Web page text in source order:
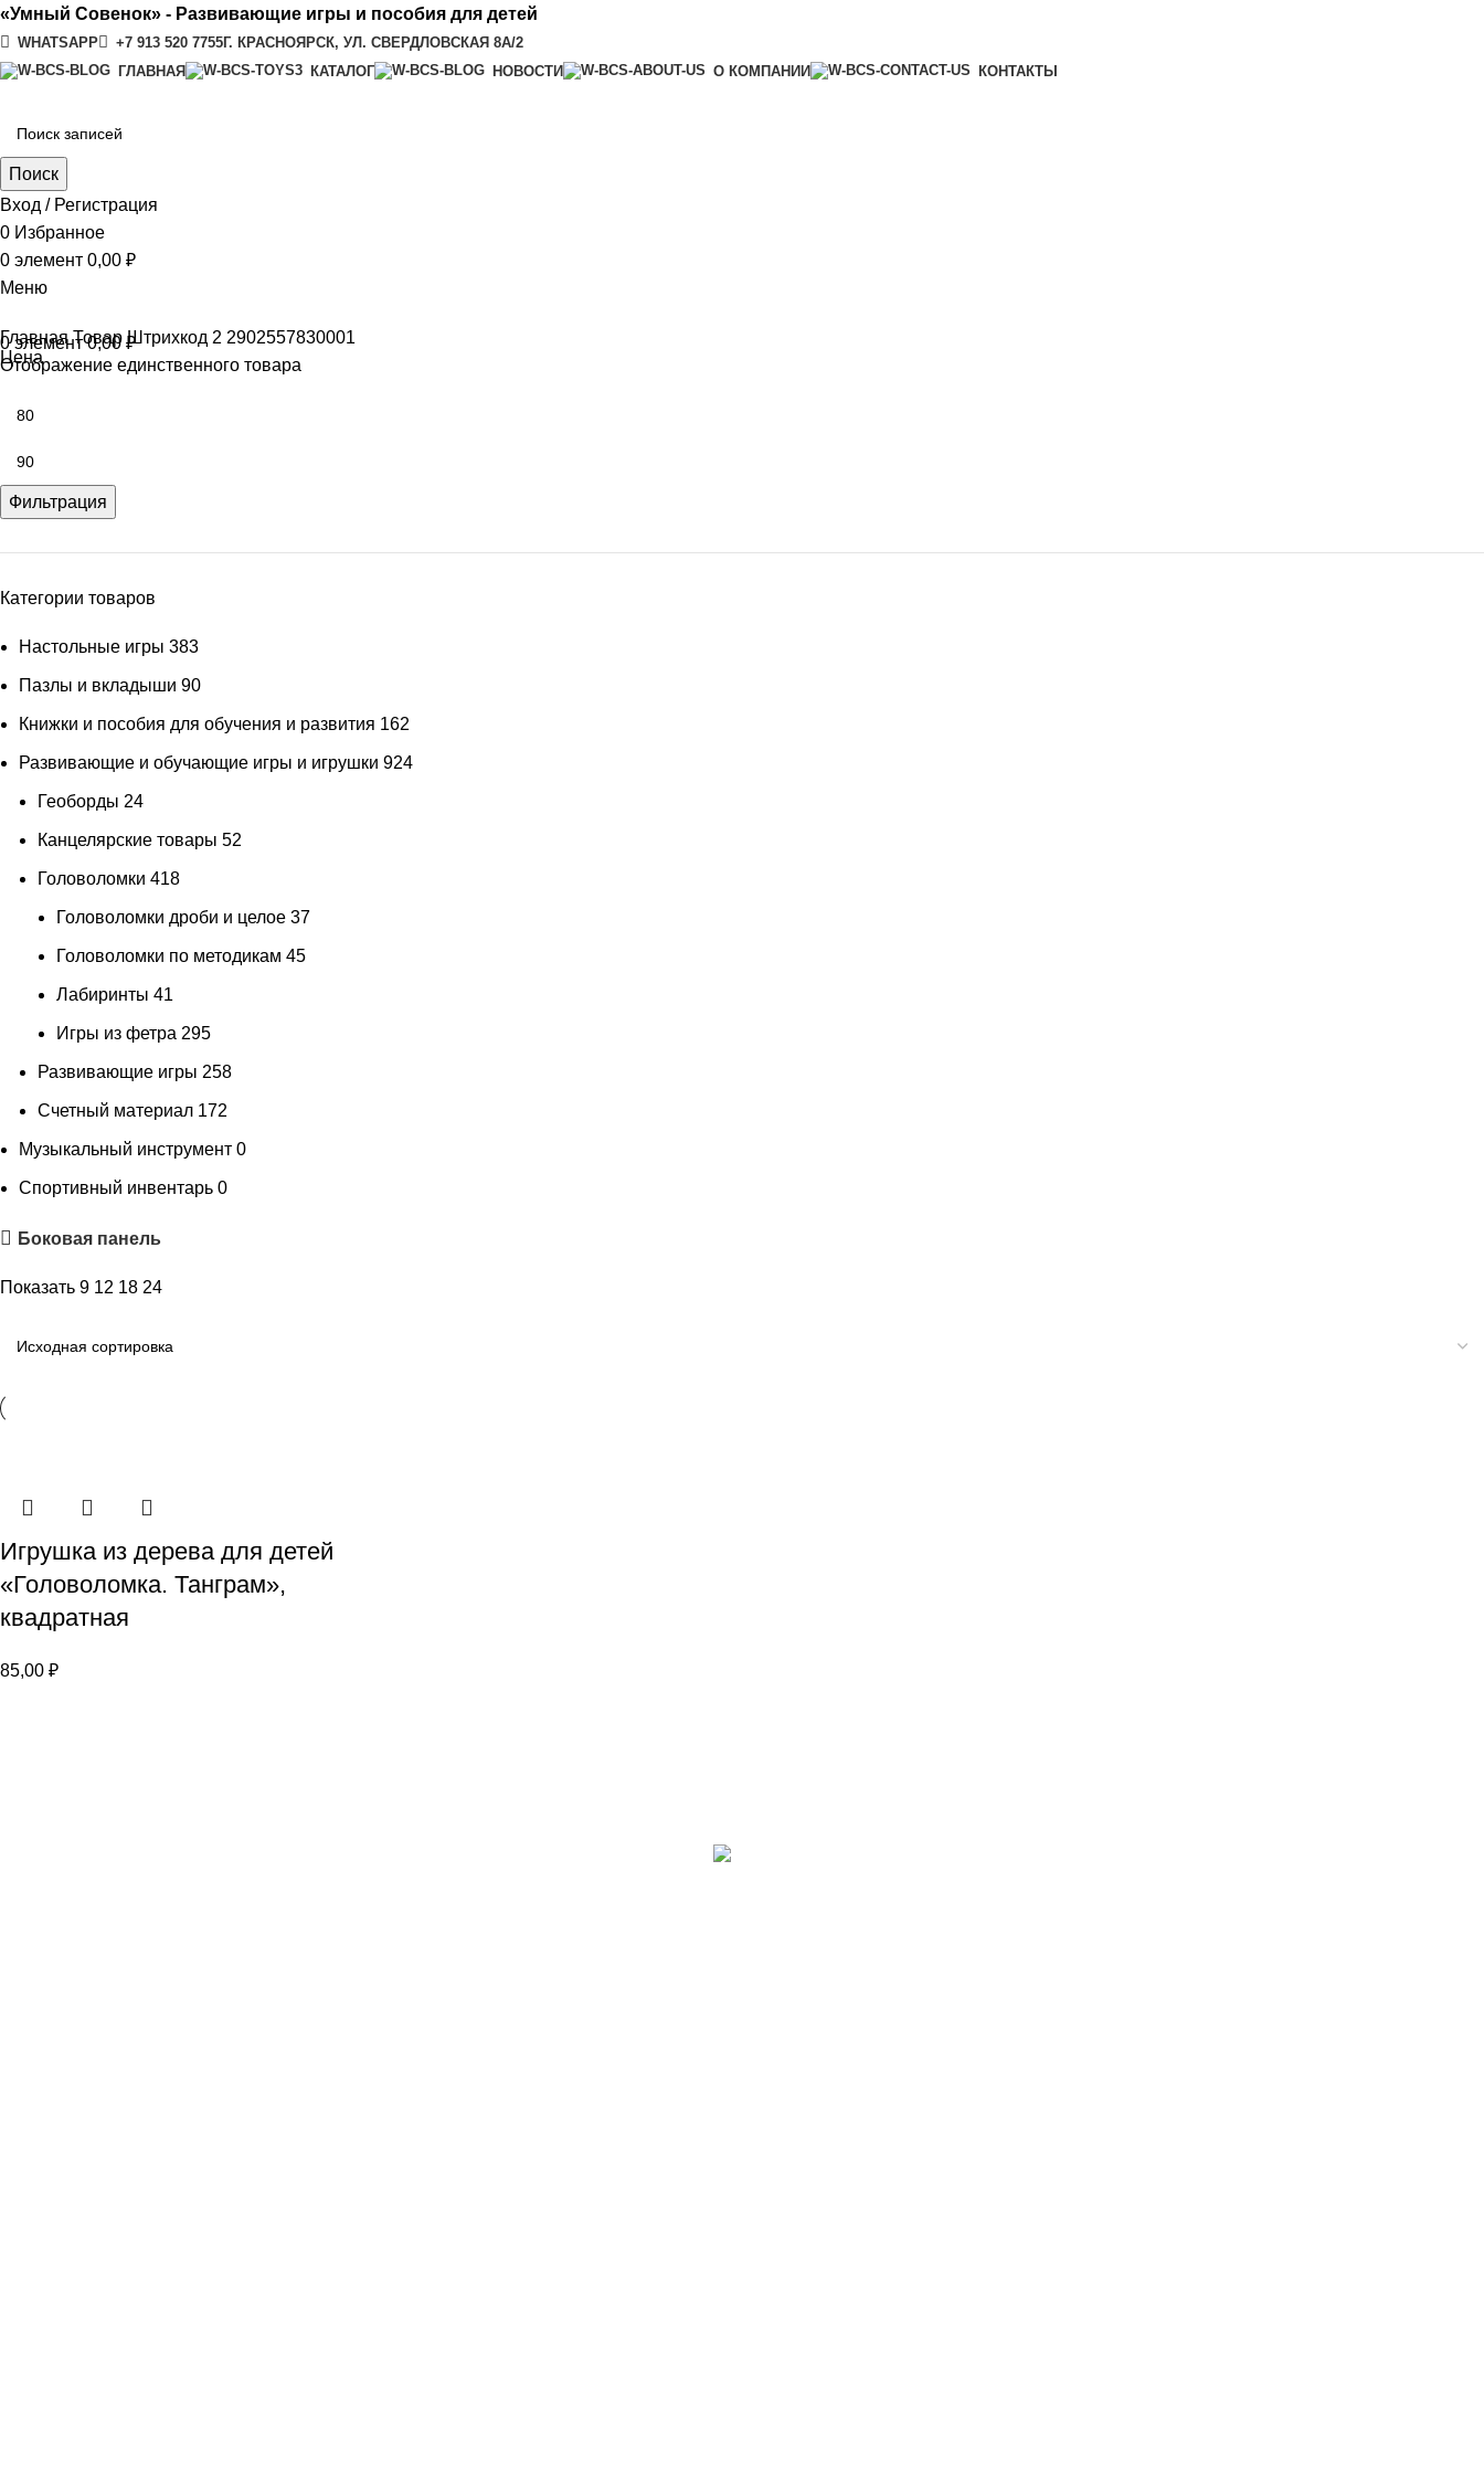
«Умный Совенок» - Развивающие игры и пособия для детей
WHATSAPP +7 913 520 7755Г. КРАСНОЯРСК, УЛ. СВЕРДЛОВСКАЯ 8А/2
ГЛАВНАЯ
КАТАЛОГ НОВОСТИ О КОМПАНИИ КОНТАКТЫ
Поиск
Вход / Регистрация
0 Избранное
0 элемент 0,00 ₽
Меню
0элемент 0,00₽
ГлавнаяТовар Штрихкод 2 2902557830001
Отображение единственного товара
Цена
Фильтрация
Категории товаров
Настольные игры 383
Пазлы и вкладыши 90
Книжки и пособия для обучения и развития 162
Развивающие и обучающие игры и игрушки 924
Геоборды 24
Канцелярские товары 52
Головоломки 418
Головоломки дроби и целое 37
Головоломки по методикам 45
Лабиринты 41
Игры из фетра 295
Развивающие игры 258
Счетный материал 172
Музыкальный инструмент 0
Спортивный инвентарь 0
Боковая панель
Показать 9 12 18 24
Игрушка из дерева для детей
«Головоломка. Танграм»,
квадратная
85,00 ₽